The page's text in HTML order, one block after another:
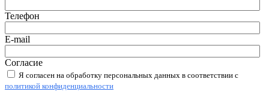
Телефон
E-mail
Согласие
Я согласен на обработку персональных данных в соответствии с
политикой конфиденциальности